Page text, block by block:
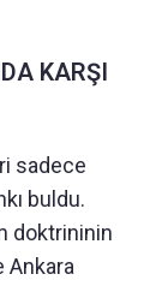
KARŞI
sadece
buldu.
doktrininin
Ankara